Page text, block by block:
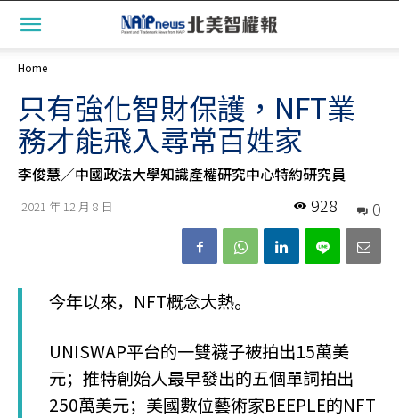
Home
只有強化智財保護，NFT業
務才能飛入尋常百姓家
李俊慧／中國政法大學知識產權研究中心特約研究員
2021 年 12 月 8 日 0
928
今年以來，NFT概念大熱。
UNISWAP平台的一雙襪子被拍出15萬美
元；推特創始人最早發出的五個單詞拍出
250萬美元；美國數位藝術家BEEPLE的NFT